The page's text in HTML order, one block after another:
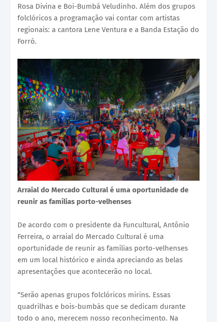
Rosa Divina e Boi-Bumbá Veludinho. Além dos grupos
folclóricos a programação vai contar com artistas
regionais: a cantora Lene Ventura e a Banda Estação do
Forró.
Arraial do Mercado Cultural é uma oportunidade de
reunir as famílias porto-velhenses
De acordo com o presidente da Funcultural, Antônio
Ferreira, o arraial do Mercado Cultural é uma
oportunidade de reunir as famílias porto-velhenses
em um local histórico e ainda apreciando as belas
apresentações que acontecerão no local.
“Serão apenas grupos folclóricos mirins. Essas
quadrilhas e bois-bumbás que se dedicam durante
todo o ano, merecem nosso reconhecimento. Na